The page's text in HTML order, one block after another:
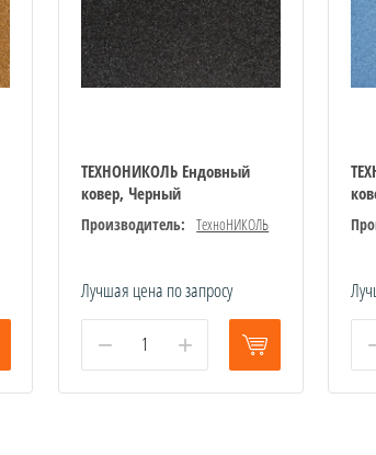
ТЕХНОНИКОЛЬ Ендовный
ковер, Черный
Производитель: ТехноНИКОЛЬ
Лучшая цена по запросу
− +